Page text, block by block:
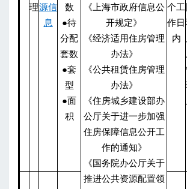
理源信
息
数
●待
分配
套数
●套
型
●面
积
《上海市政府信息公
开规定》
《经济适用住房管理
办法》
《公共租赁住房管理
办法》
《住房城乡建设部办
公厅关于进一步加强
住房保障信息公开工
作的通知》
《国务院办公厅关于
推进公共资源配置领
个工
作日
内